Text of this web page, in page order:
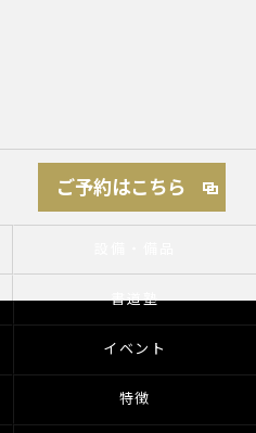
ご予約はこちら
書道塾
イベント
特徴